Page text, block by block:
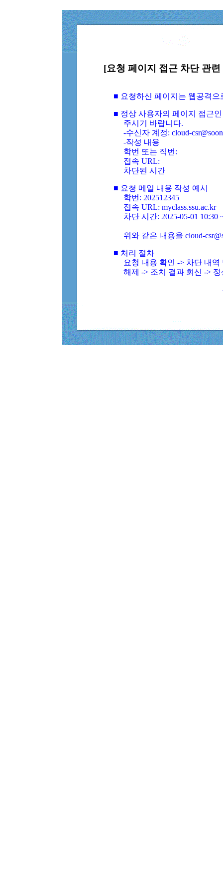
[요청 페이지 접근 차단 관
■ 요청하신 페이지는 웹공격
■ 정상 사용자의 페이지 접근
주시기 바랍니다.
-수신자 계정: cloud-
-작성 내용
학번 또는 직번:
접속 URL:
차단된 시간
■ 요청 메일 내용 작성 예시
학번: 202512345
접속 URL: myclass.ssu.ac.kr
차단 시간: 2025-05-01 10:30
위와 같은 내용을 cloud-
■ 처리 절차
요청 내용 확인 -> 차단 내
해제 -> 조치 결과 회신 ->